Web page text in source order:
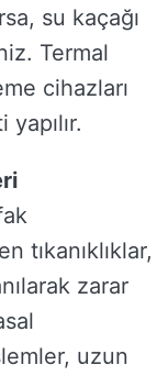
su kaçağı
Termal
cihazları
tıkanıklıklar,
zarar
uzun